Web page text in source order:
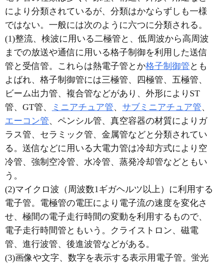
により分類されているが、分類はかならずしも一様
ではない。一般には次のように六つに分類される。
(1)整流、検波に用いる二極管と、低周波から高周波
までの放送や通信に用いる格子制御を利用した送信
管と受信管。これらは熱電子管とか格子制御管 とも
よばれ、格子制御管には三極管、四極管、五極管、
ビーム出力管、複合管などがあり、外形によりST
管、GT管、
ミニアチュア管、 サブミニアチュア管、
エーコン管、ペンシル管、真空容器の材質によりガ
ラス管、セラミック管、金属管などと分類されてい
る。送信などに用いる大電力管は冷却方式により空
冷管、強制空冷管、水冷管、蒸発冷却管などともい
う。
(2)マイクロ波（周波数1ギガヘルツ以上）に利用する
電子管。電極管の電圧により電子流の速度を変化さ
せ、極間の電子走行時間の変動を利用するもので、
電子走行時間管ともいう。クライストロン、磁電
管、進行波管、後進波管などがある。
(3)画像や文字、数字を表示する表示用電子管。蛍光